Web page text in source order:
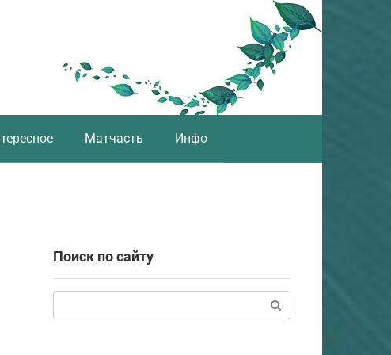
Матчасть Инфо
Поиск по сайту